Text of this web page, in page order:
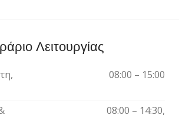
Λειτουργίας
08:00 – 15:00
08:00 – 14:30,